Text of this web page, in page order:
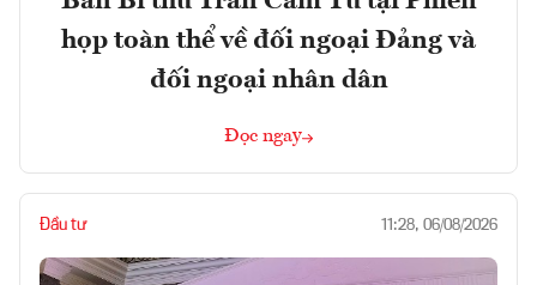
họp toàn thể về đối ngoại Đảng và
đối ngoại nhân dân
Đọc ngay
Đầu tư 11:28, 06/08/2026